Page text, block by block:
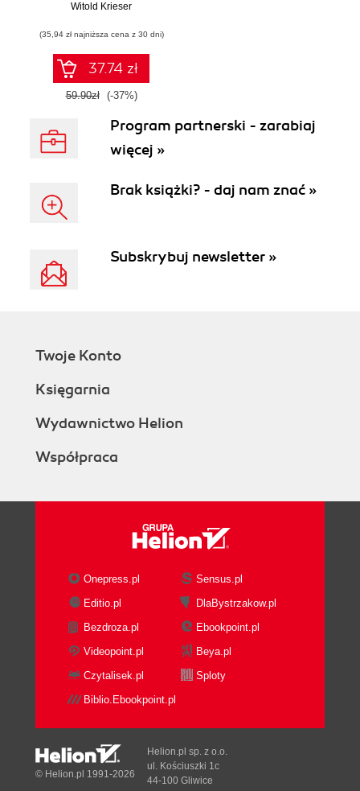
sterowania w
Witold Krieser
(35,94 zł najniższa cena z 30 dni)
37.74 zł
59.90zł (-37%)
Program partnerski - zarabiaj
więcej »
Brak książki? - daj nam znać »
Subskrybuj newsletter »
Twoje Konto
Księgarnia
Wydawnictwo Helion
Współpraca
Onepress.pl
Sensus.pl
Editio.pl
DlaBystrzakow.pl
Bezdroza.pl
Ebookpoint.pl
Videopoint.pl
Beya.pl
Czytalisek.pl
Sploty
Biblio.Ebookpoint.pl
© Helion.pl 1991-2026
Helion.pl sp. z o.o.
ul. Kościuszki 1c
44-100 Gliwice